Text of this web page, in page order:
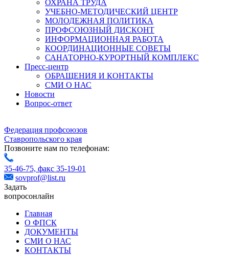
ОХРАНА ТРУДА
УЧЕБНО-МЕТОДИЧЕСКИЙ ЦЕНТР
МОЛОДЕЖНАЯ ПОЛИТИКА
ПРОФСОЮЗНЫЙ ДИСКОНТ
ИНФОРМАЦИОННАЯ РАБОТА
КООРДИНАЦИОННЫЕ СОВЕТЫ
САНАТОРНО-КУРОРТНЫЙ КОМПЛЕКС
Пресс-центр
ОБРАЩЕНИЯ И КОНТАКТЫ
СМИ О НАС
Новости
Вопрос-ответ
Федерация профсоюзов
Ставропольского края
Позвоните нам по телефонам:
35-46-75, факс 35-19-01
sovprof@list.ru
Задать
вопросонлайн
Главная
О ФПСК
ДОКУМЕНТЫ
СМИ О НАС
КОНТАКТЫ